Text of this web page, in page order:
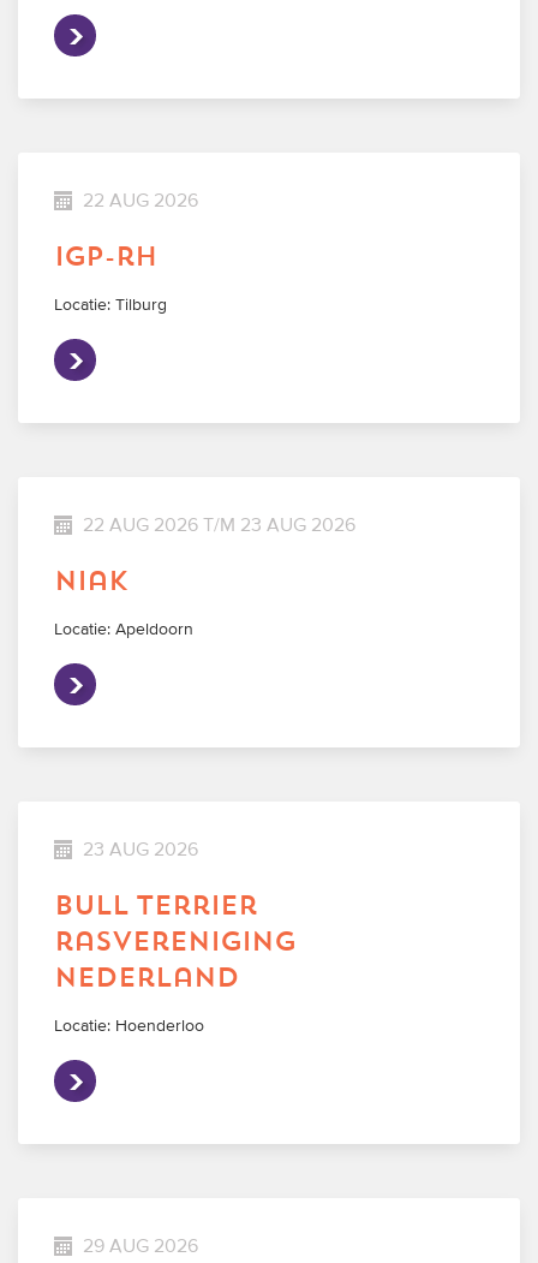
22 AUG 2026
igp-rh
Locatie: Tilburg
22 AUG 2026 T/M 23 AUG 2026
niak
Locatie: Apeldoorn
23 AUG 2026
bull terrier
rasvereniging
nederland
Locatie: Hoenderloo
29 AUG 2026